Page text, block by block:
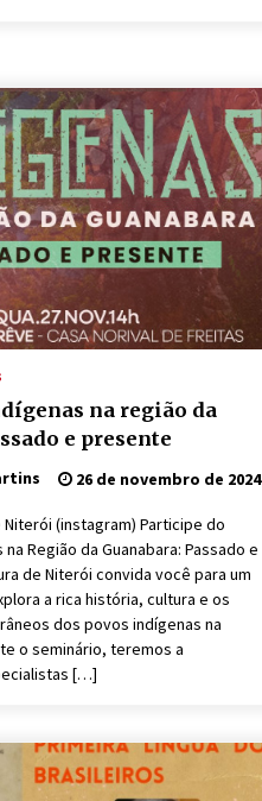
na região da
e presente
26 de novembro de 2024
(instagram) Participe do
Região da Guanabara: Passado e
de Niterói convida você para um
a rica história, cultura e os
dos povos indígenas na
o seminário, teremos a
[…]